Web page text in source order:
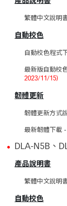
繁體中文說明
自動校色
自動校色程式
最新版自動校
2023/11/15)
韌體更新
韌體更新方式
最新韌體下載 -
DLA-N5B、
產品說明書
繁體中文說明
自動校色